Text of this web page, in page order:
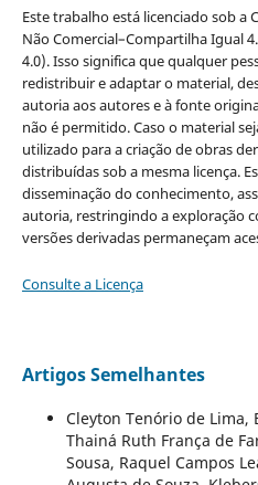
Este trabalho está licenciado sob a
Não Comercial–Compartilha Igual
4.0). Isso significa que qualquer
redistribuir e adaptar o material,
autoria aos autores e à fonte
não é permitido. Caso o material
utilizado para a criação de obras
distribuídas sob a mesma licença.
disseminação do conhecimento,
autoria, restringindo a exploração
versões derivadas permaneçam
Consulte a Licença
Artigos Semelhantes
Cleyton Tenório de Lima,
Thainá Ruth França de
Sousa, Raquel Campos